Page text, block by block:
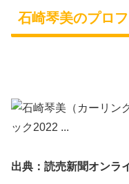
石崎琴美のプロ
出典：読売新聞オンラ